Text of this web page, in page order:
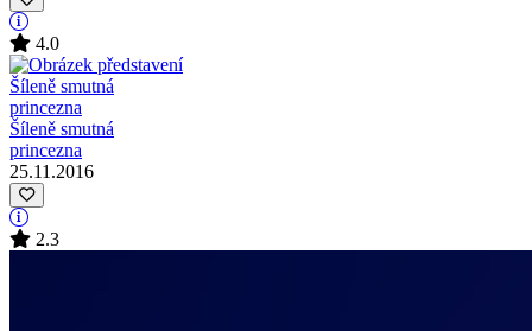
4.0
Šíleně smutná
princezna
25.11.2016
2.3